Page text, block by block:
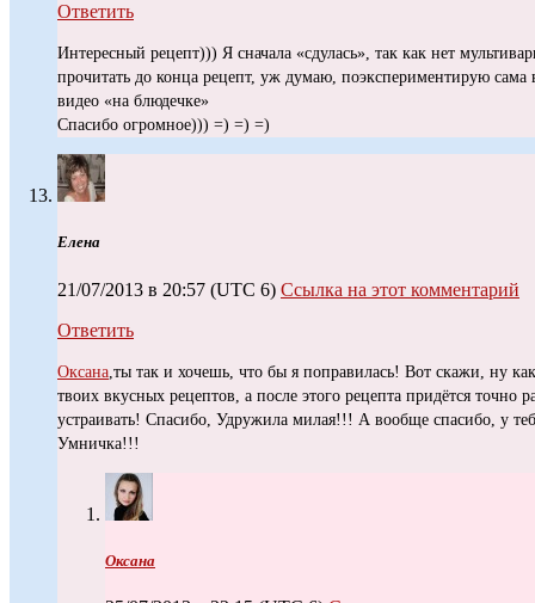
Ответить
Интересный рецепт))) Я сначала «сдулась», так как нет
прочитать до конца рецепт, уж думаю, поэкспериментирую
видео «на блюдечке»
Спасибо огромное))) =) =) =)
Елена
21/07/2013 в 20:57 (UTC 6) Ссылка на этот комментарий
Ответить
Оксана ,ты так и хочешь, что бы я поправилась! Вот скажи, ну
твоих вкусных рецептов, а после этого рецепта придётся точно
устраивать! Спасибо, Удружила милая!!! А вообще спасибо, у
Умничка!!!
Оксана